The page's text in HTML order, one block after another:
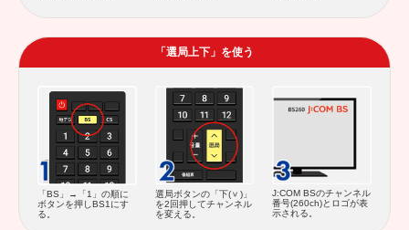
「選局上下」を使う
「BS」→「1」の順に
ボタンを押しBS1にす
る。
選局ボタンの「下(
)」
を2回押してチャンネル
を変える。
J:COM BSのチャンネル
番号(260ch)とロゴが表
示される。